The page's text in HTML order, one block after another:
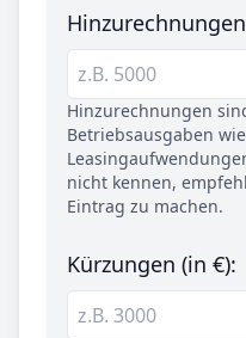
Hinzurechnungen
Betriebsausgaben
nicht kennen,
Eintrag zu machen.
Kürzungen (in €):